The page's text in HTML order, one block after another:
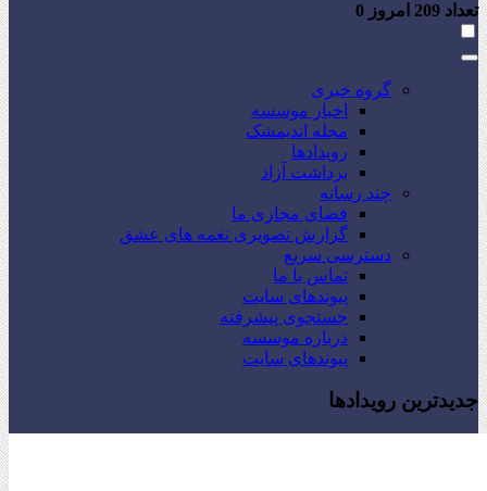
تعداد امروز 0
گروه خبری
اخبار موسسه
مجله اندیمشک
رویدادها
برداشت آزاد
چند رسانه
فضای مجازی ما
گزارش تصویری نغمه های عشق
دسترسی سریع
تماس با ما
پیوندهای سایت
جستجوی پیشرفته
درباره موسسه
پیوندهای سایت
جدیدترین رویدادها